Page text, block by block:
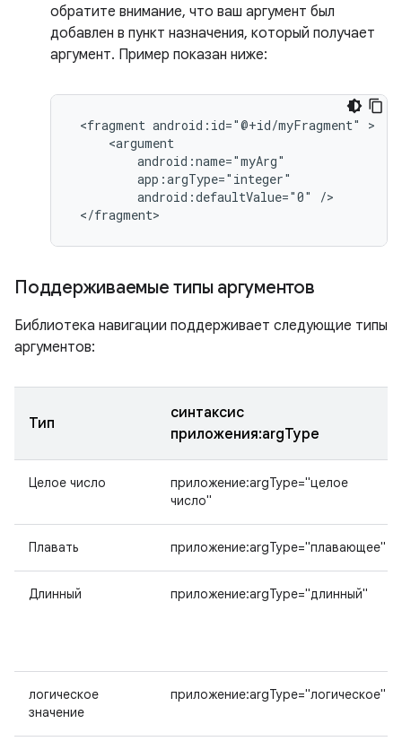
обратите внимание, что ваш аргумент был
добавлен в пункт назначения, который получает
аргумент. Пример показан ниже:
<fragment android:id="@+id/myFragment"
android:defaultValue="0"
Поддерживаемые типы аргументов
Библиотека навигации поддерживает следующие типы
аргументов:
Тип
синтаксис
приложения:argType
Целое число
приложение:argType="целое
число"
Плавать приложение:argType="плавающее"
Длинный приложение:argType="длинный"
логическое
значение
приложение:argType="логическое"